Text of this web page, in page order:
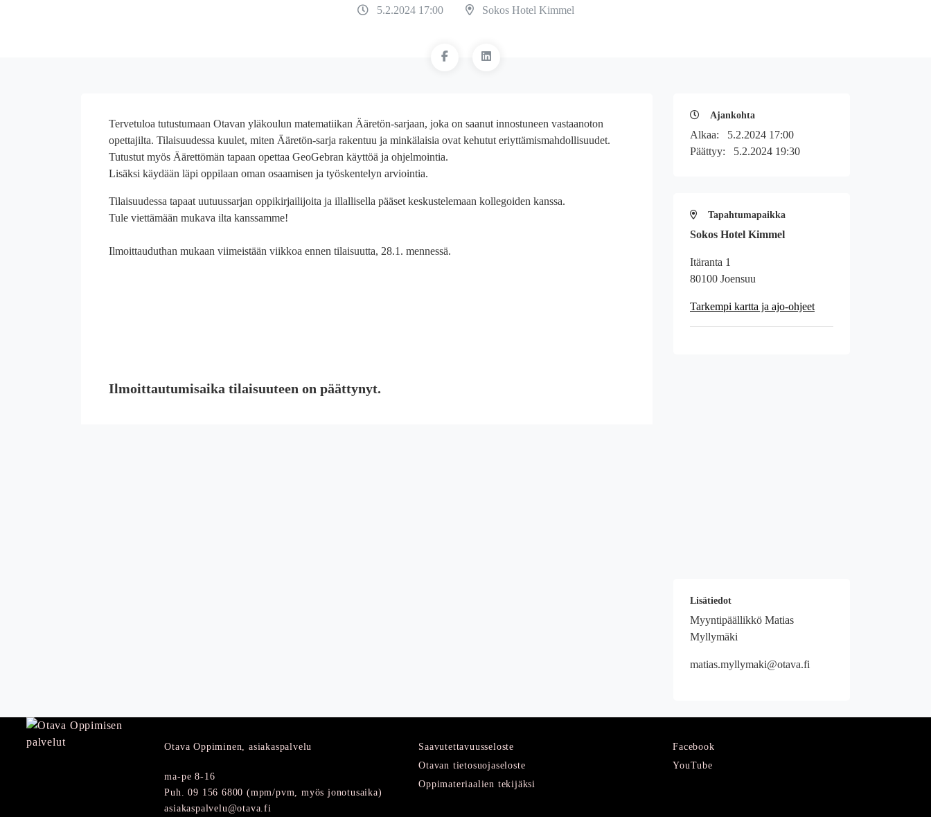
5.2.2024 17:00 Sokos Hotel Kimmel
Tervetuloa tutustumaan Otavan yläkoulun matematiikan Ääretön-sarjaan, joka on saanut innostuneen vastaanoton
opettajilta. Tilaisuudessa kuulet, miten Ääretön-sarja rakentuu ja minkälaisia ovat kehutut eriyttämismahdollisuudet.
Tutustut myös Äärettömän tapaan opettaa GeoGebran käyttöä ja ohjelmointia.
Lisäksi käydään läpi oppilaan oman osaamisen ja työskentelyn arviointia.
Tilaisuudessa tapaat uutuussarjan oppikirjailijoita ja illallisella pääset keskustelemaan kollegoiden kanssa.
Tule viettämään mukava ilta kanssamme!
Ilmoittauduthan mukaan viimeistään viikkoa ennen tilaisuutta, 28.1. mennessä.
Ilmoittautumisaika tilaisuuteen on päättynyt.
Ajankohta
Alkaa: 5.2.2024 17:00
Päättyy: 5.2.2024 19:30
Tapahtumapaikka
Sokos Hotel Kimmel
Itäranta 1
80100 Joensuu
Tarkempi kartta ja ajo-ohjeet
Lisätiedot
Myyntipäällikkö Matias
Myllymäki
matias.myllymaki@otava.fi
Otava Oppiminen, asiakaspalvelu
ma-pe 8-16
Puh. 09 156 6800 (mpm/pvm, myös jonotusaika)
asiakaspalvelu@otava.fi
Saavutettavuusseloste
Otavan tietosuojaseloste
Oppimateriaalien tekijäksi
Facebook
YouTube